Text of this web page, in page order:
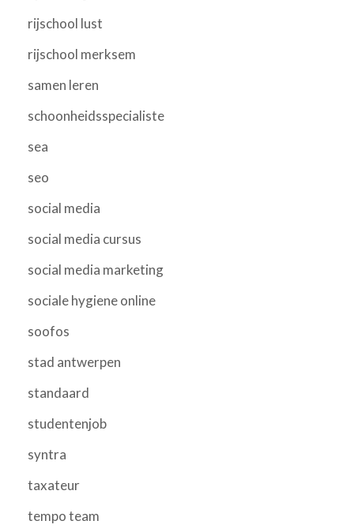
rijschool lust
rijschool merksem
samen leren
schoonheidsspecialiste
sea
seo
social media
social media cursus
social media marketing
sociale hygiene online
soofos
stad antwerpen
standaard
studentenjob
syntra
taxateur
tempo team